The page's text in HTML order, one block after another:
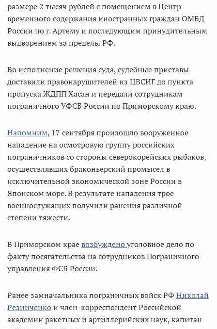
размере 2 тысяч рублей с помещением в Центр
временного содержания иностранных граждан ОМВД
России по г. Артему и последующим принудительным
выдворением за пределы РФ.
Во исполнение решения суда, судебные приставы
доставили правонарушителей из ЦВСИГ до пункта
пропуска ЖДПП Хасан и передали сотрудникам
пограничного УФСБ России по Приморскому краю.
Напомним, 17 сентября произошло вооруженное
нападение на осмотровую группу российских
пограничников со стороны северокорейских рыбаков,
осуществлявших браконьерский промысел в
исключительной экономической зоне России в
Японском море. В результате нападения трое
военнослужащих получили ранения различной
степени тяжести.
В Приморском краевозбужденоуголовное дело по
факту посягательства на сотрудников Пограничного
управления ФСБ России.
Ранее замначальника пограничных войск РФ Николай
Резниченкои член-корреспондент Российской
академии ракетных и артиллерийских наук, капитан